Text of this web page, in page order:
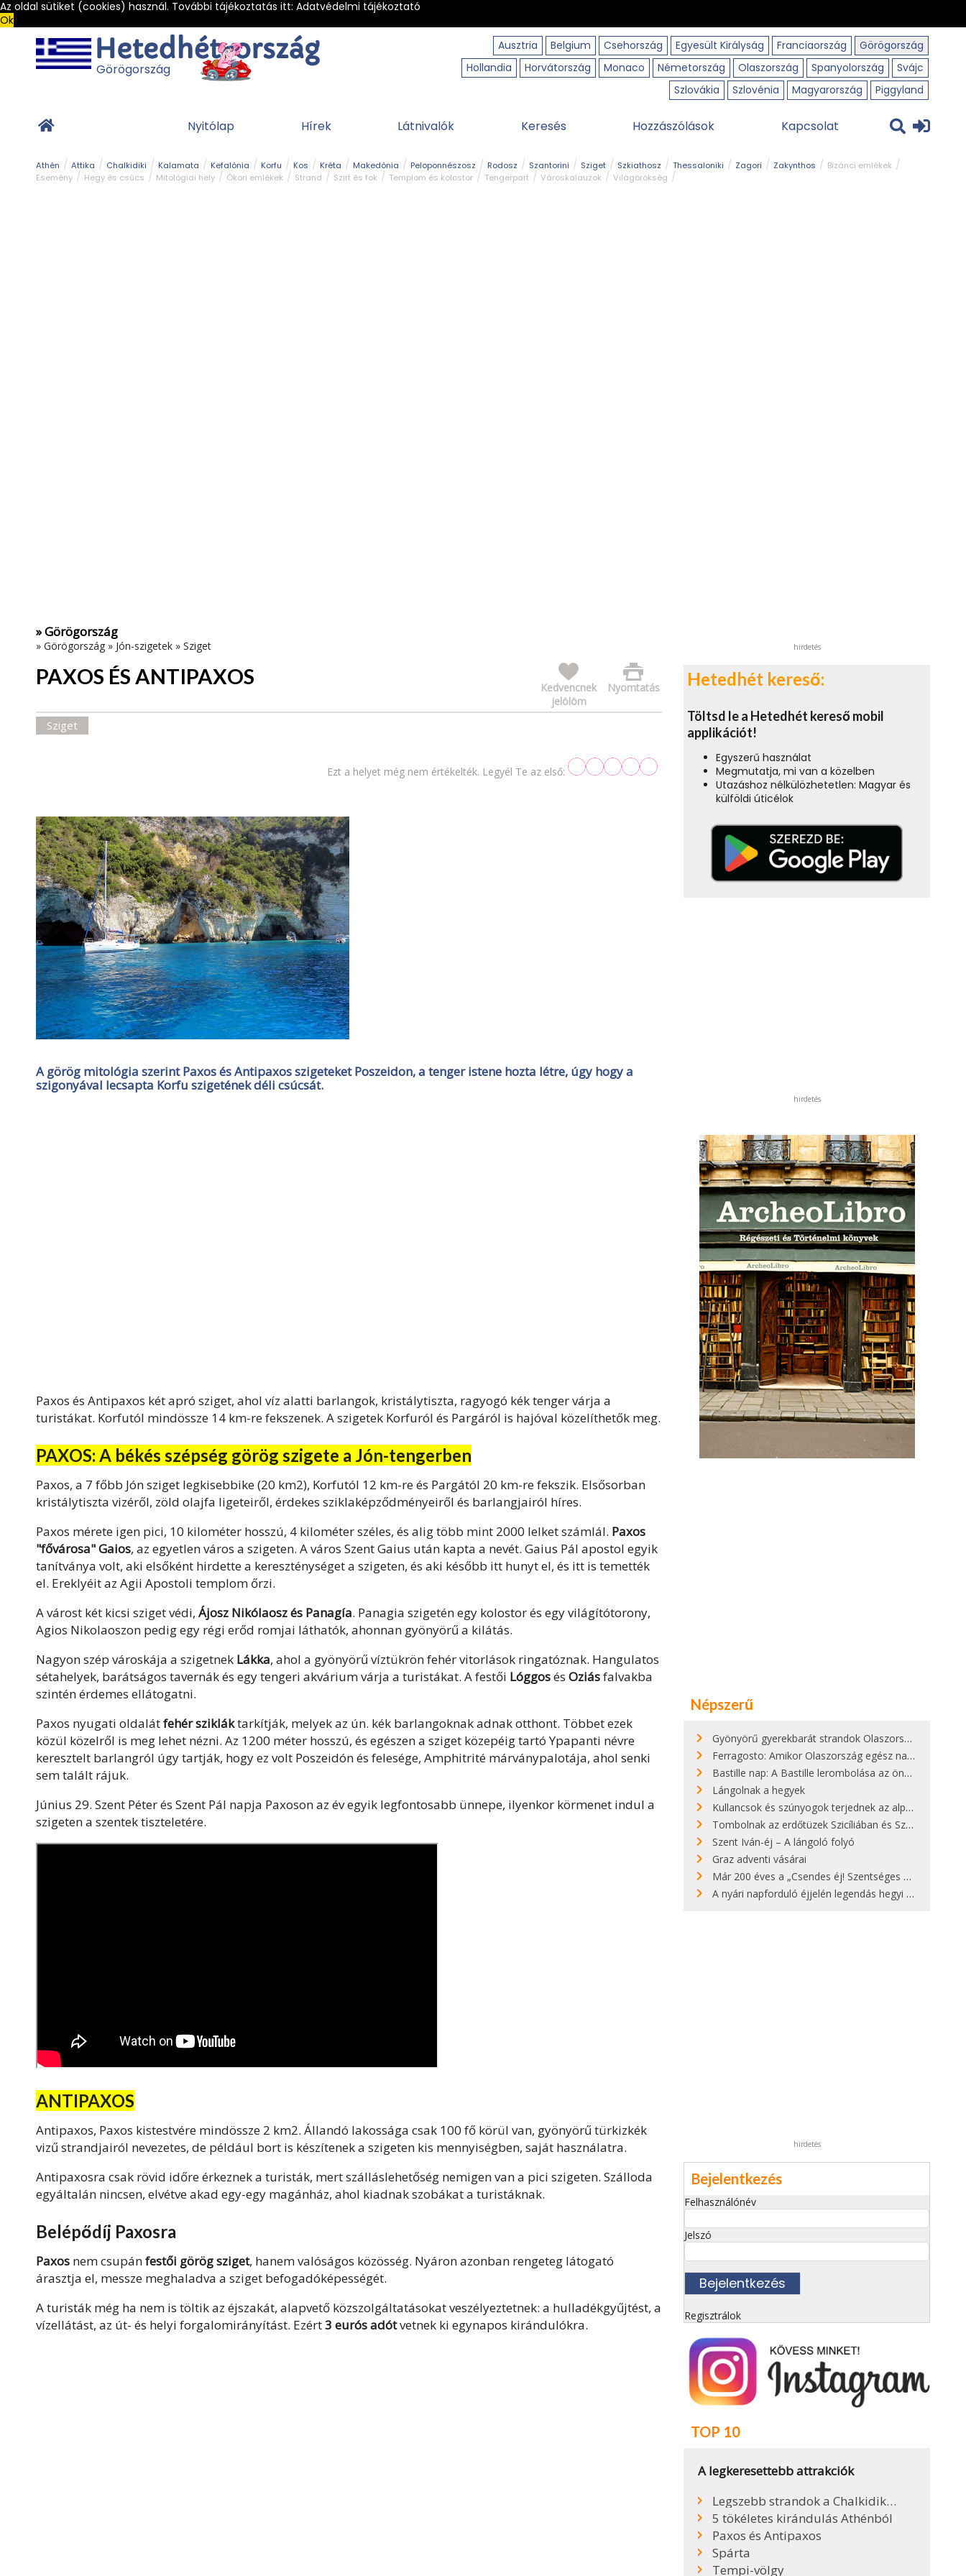
Az oldal sütiket (cookies) használ. További tájékoztatás itt: Adatvédelmi tájékoztató
Ok
Ausztria
Belgium Csehország Egyesült Királyság Franciaország
Görögország
Hollandia
Horvátország Monaco Németország Olaszország Spanyolország
Svájc
Szlovákia
Szlovénia Magyarország Piggyland
Görögország
Nyitólap Hírek Látnivalók Keresés Hozzászólások Kapcsolat
Athén Attika Chalkidiki Kalamata Kefalónia Korfu Kos Kréta Makedónia Peloponnészosz Rodosz Szantorini Sziget Szkiathosz Thessaloniki Zagori Zakynthos
Bizánci emlékek
Esemény
Hegy és csúcs Mitológiai hely Ókori emlékek Strand Szirt és fok Templom és kolostor Tengerpart Városkalauzok Világörökség
» Görögország
» Görögország » Jón-szigetek » Sziget
PAXOS ÉS ANTIPAXOS Nyomtatás
Kedvencnek
jelölöm
Sziget
Ezt a helyet még nem értékelték. Legyél Te az első:
A görög mitológia szerint Paxos és Antipaxos szigeteket Poszeidon, a tenger istene hozta létre, úgy hogy a
szigonyával lecsapta Korfu szigetének déli csúcsát.
Paxos és Antipaxos két apró sziget, ahol víz alatti barlangok, kristálytiszta, ragyogó kék tenger várja a
turistákat. Korfutól mindössze 14 km-re fekszenek. A szigetek Korfuról és Pargáról is hajóval közelíthetők meg.
PAXOS: A békés szépség görög szigete a Jón-tengerben
Paxos, a 7 főbb Jón sziget legkisebbike (20 km2), Korfutól 12 km-re és Pargától 20 km-re fekszik. Elsősorban
kristálytiszta vizéről, zöld olajfa ligeteiről, érdekes sziklaképződményeiről és barlangjairól híres.
Paxos mérete igen pici, 10 kilométer hosszú, 4 kilométer széles, és alig több mint 2000 lelket számlál. Paxos
"fővárosa" Gaios, az egyetlen város a szigeten. A város Szent Gaius után kapta a nevét. Gaius Pál apostol egyik
tanítványa volt, aki elsőként hirdette a kereszténységet a szigeten, és aki később itt hunyt el, és itt is temették
el. Ereklyéit az Agii Apostoli templom őrzi.
A várost két kicsi sziget védi, Ájosz Nikólaosz és Panagía. Panagia szigetén egy kolostor és egy világítótorony,
Agios Nikolaoszon pedig egy régi erőd romjai láthatók, ahonnan gyönyörű a kilátás.
Nagyon szép városkája a szigetnek Lákka, ahol a gyönyörű víztükrön fehér vitorlások ringatóznak. Hangulatos
sétahelyek, barátságos tavernák és egy tengeri akvárium várja a turistákat. A festői Lóggosés Oziásfalvakba
szintén érdemes ellátogatni.
Paxos nyugati oldalátfehér szikláktarkítják, melyek az ún. kék barlangoknak adnak otthont. Többet ezek
közül közelről is meg lehet nézni. Az 1200 méter hosszú, és egészen a sziget közepéig tartó Ypapanti névre
keresztelt barlangról úgy tartják, hogy ez volt Poszeidón és felesége, Amphitrité márványpalotája, ahol senki
sem talált rájuk.
Június 29. Szent Péter és Szent Pál napja Paxoson az év egyik legfontosabb ünnepe, ilyenkor körmenet indul a
szigeten a szentek tiszteletére.
ANTIPAXOS
Antipaxos, Paxos kistestvére mindössze 2 km2. Állandó lakossága csak 100 fő körül van, gyönyörű türkizkék
vizű strandjairól nevezetes, de például bort is készítenek a szigeten kis mennyiségben, saját használatra.
Antipaxosra csak rövid időre érkeznek a turisták, mert szálláslehetőség nemigen van a pici szigeten. Szálloda
egyáltalán nincsen, elvétve akad egy-egy magánház, ahol kiadnak szobákat a turistáknak.
Belépődíj Paxosra
Paxos nem csupánfestői görög sziget, hanem valóságos közösség. Nyáron azonban rengeteg látogató
árasztja el, messze meghaladva a sziget befogadóképességét.
A turisták még ha nem is töltik az éjszakát, alapvető közszolgáltatásokat veszélyeztetnek: a hulladékgyűjtést, a
vízellátást, az út- és helyi forgalomirányítást. Ezért3 eurós adótvetnek ki egynapos kirándulókra.
hirdetés
Hetedhét kereső:
Töltsd le a Hetedhét kereső mobil
applikációt!
Egyszerű használat
Megmutatja, mi van a közelben
Utazáshoz nélkülözhetetlen: Magyar és
külföldi úticélok
hirdetés
Népszerű
Gyönyörű gyerekbarát strandok Olaszországban - megmutatjuk a 15 legjobbat
Ferragosto: Amikor Olaszország egész nap nyaral
Bastille nap: A Bastille lerombolása az önkényuralom végét jelentette
Lángolnak a hegyek
Kullancsok és szúnyogok terjednek az alpesi legelőkön
Tombolnak az erdőtüzek Szicíliában és Szardínián
Szent Iván-éj – A lángoló folyó
Graz adventi vásárai
Már 200 éves a „Csendes éj! Szentséges éj!”
A nyári napforduló éjjelén legendás hegyi tüzek világítják meg Zugspitzét
hirdetés
Bejelentkezés
Felhasználónév
Jelszó
Regisztrálok
TOP 10
A legkeresettebb attrakciók
Legszebb strandok a Chalkidiki-félszigeten
5 tökéletes kirándulás Athénból
Paxos és Antipaxos
Spárta
Tempi-völgy